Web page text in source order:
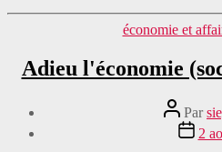
économie et
Adieu l'économie
Auteur
du
message
Par
Date2